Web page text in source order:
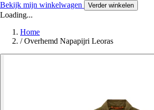
Bekijk mijn winkelwagen Verder winkelen
Loading...
Home
/ Overhemd Napapijri Leoras